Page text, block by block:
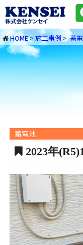
HOME> 施工事例>蓄
蓄電池
2023年